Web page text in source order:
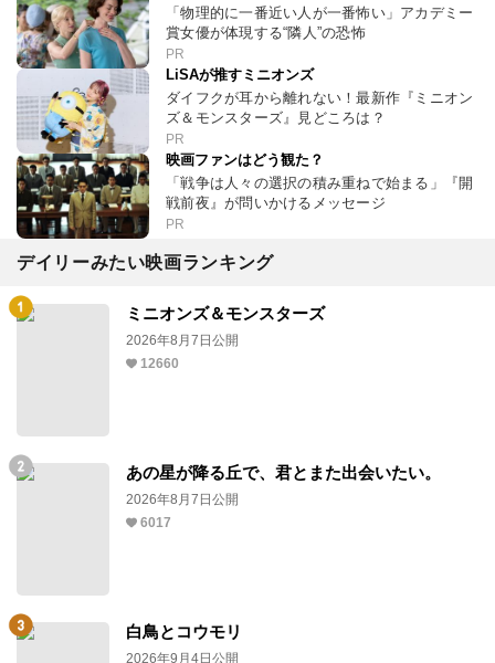
「物理的に一番近い人が一番怖い」アカデミー
賞女優が体現する“隣人”の恐怖
PR
LiSAが推すミニオンズ
ダイフクが耳から離れない！最新作『ミニオン
ズ＆モンスターズ』見どころは？
PR
映画ファンはどう観た？
「戦争は人々の選択の積み重ねで始まる」『開
戦前夜』が問いかけるメッセージ
PR
デイリーみたい映画ランキング
ミニオンズ＆モンスターズ
2026年8月7日公開
12660
あの星が降る丘で、君とまた出会いたい。
2026年8月7日公開
6017
白鳥とコウモリ
2026年9月4日公開